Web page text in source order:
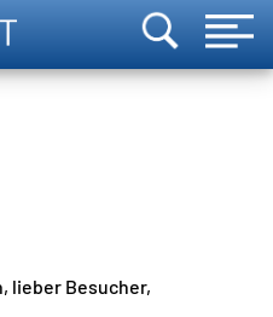
lieber Besucher,